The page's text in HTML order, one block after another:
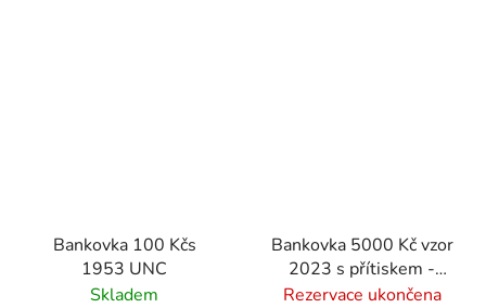
Bankovka 100 Kčs
1953 UNC
Skladem
Bankovka 5000 Kč vzor
2023 s přítiskem -
zahájení činnosti Národní
Rezervace ukončena